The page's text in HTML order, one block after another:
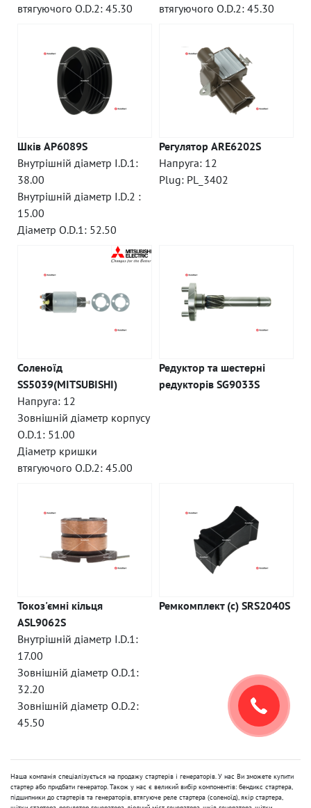
втягуючого O.D.2: 45.30
втягуючого O.D.2: 45.30
Шків AP6089S
Внутрішній діаметр I.D.1:
38.00
Внутрішній діаметр I.D.2 :
15.00
Діаметр O.D.1: 52.50
Регулятор ARE6202S
Напруга: 12
Plug: PL_3402
Соленоїд
SS5039(MITSUBISHI)
Напруга: 12
Зовнішній діаметр корпусу
O.D.1: 51.00
Діаметр кришки
втягуючого O.D.2: 45.00
Редуктор та шестерні
редукторів SG9033S
Токоз'ємні кільця
ASL9062S
Внутрішній діаметр I.D.1:
17.00
Зовнішній діаметр O.D.1:
32.20
Зовнішній діаметр O.D.2:
45.50
Ремкомплект (c) SRS2040S
Наша компанія спеціалізується на продажу стартерів і генераторів. У нас Ви зможете купити
стартер або придбати генератор. Також у нас є великий вибір компонентів: бендикс стартера,
підшипники до стартерів та генераторів, втягуюче реле стартера (соленоїд), якір стартера,